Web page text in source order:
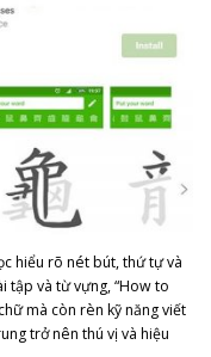
hiểu rõ nét bút, thứ tự và
tập và từ vựng, “How to
mà còn rèn kỹ năng viết
trở nên thú vị và hiệu